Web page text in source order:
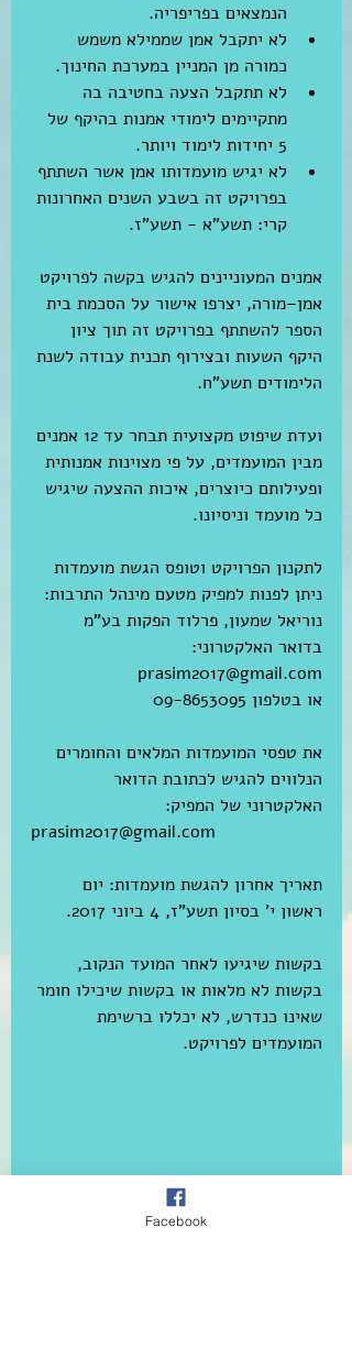
הנמצאים בפריפריה.
לא יתקבל אמן שממילא משמש
כמורה מן המניין במערכת החינוך.
לא תתקבל הצעה בחטיבה בה
מתקיימים לימודי אמנות בהיקף של
5 יחידות לימוד ויותר.
לא יגיש מועמדותו אמן אשר השתתף
בפרויקט זה בשבע השנים האחרונות
קרי: תשע"א - תשע"ז.
אמנים המעוניינים להגיש בקשה לפרויקט
אמן–מורה, יצרפו אישור על הסכמת בית
הספר להשתתף בפרויקט זה תוך ציון
היקף השעות ובצירוף תכנית עבודה לשנת
הלימודים תשע"ח.
ועדת שיפוט מקצועית תבחר עד 12 אמנים
מבין המועמדים, על פי מצוינות אמנותית
ופעילותם כיוצרים, איכות ההצעה שיגיש
כל מועמד וניסיונו.
לתקנון הפרויקט וטופס הגשת מועמדות
ניתן לפנות למפיק מטעם מינהל התרבות:
נוריאל שמעון, פרלוד הפקות בע"מ
בדואר האלקטרוני:
prasim2017@gmail.com
או בטלפון 09-8653095
את טפסי המועמדות המלאים והחומרים
הנלווים להגיש לכתובת הדואר
האלקטרוני של המפיק:
prasim2017@gmail.com
תאריך אחרון להגשת מועמדות: יום
ראשון י' בסיון תשע"ז, 4 ביוני 2017.
בקשות שיגיעו לאחר המועד הנקוב,
בקשות לא מלאות או בקשות שיכילו חומר
שאינו כנדרש, לא יכללו ברשימת
המועמדים לפרויקט.
Facebook